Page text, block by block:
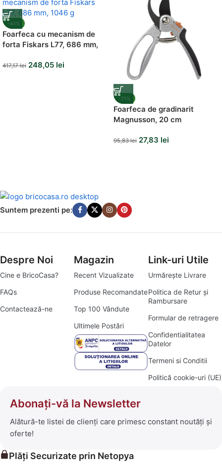
-41%
Foarfeca cu mecanism de
forta Fiskars L77, 686 mm,
417,17lei 248,05 lei
-71%
Foarfeca de gradinarit
Magnusson, 20 cm
95,83lei 27,83 lei
Suntem prezenti pe:
Despre Noi
Cine e BricoCasa?
FAQs
Contactează-ne
Magazin
Recent Vizualizate
Produse Recomandate
Top 100 Vândute
Ultimele Postări
Link-uri Utile
Urmărește Livrare
Politica de Retur și
Rambursare
Formular de retragere
Confidentialitatea
Datelor
Termeni si Conditii
Politică cookie-uri (UE)
Abonați-vă la Newsletter
Alătură-te listei de clienți care primesc constant noutăți și
oferte!
Plăți Securizate prin Netopya